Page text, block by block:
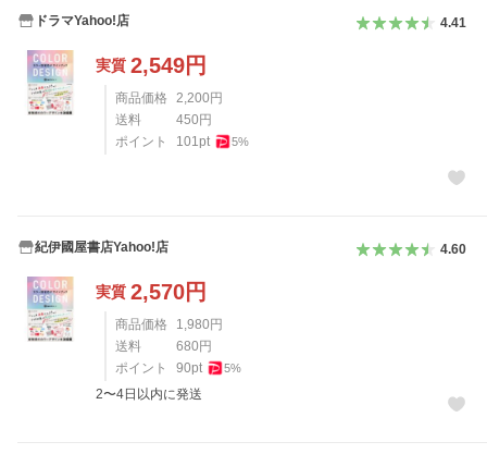
ドラマYahoo!店 4.41
実質 2,549円
商品価格 2,200 円
送料
450 円
ポイント
101pt 5%
紀伊國屋書店Yahoo!店 4.60
実質 2,570円
商品価格 1,980 円
送料
680 円
ポイント
90pt 5%
2〜4日以内に発送